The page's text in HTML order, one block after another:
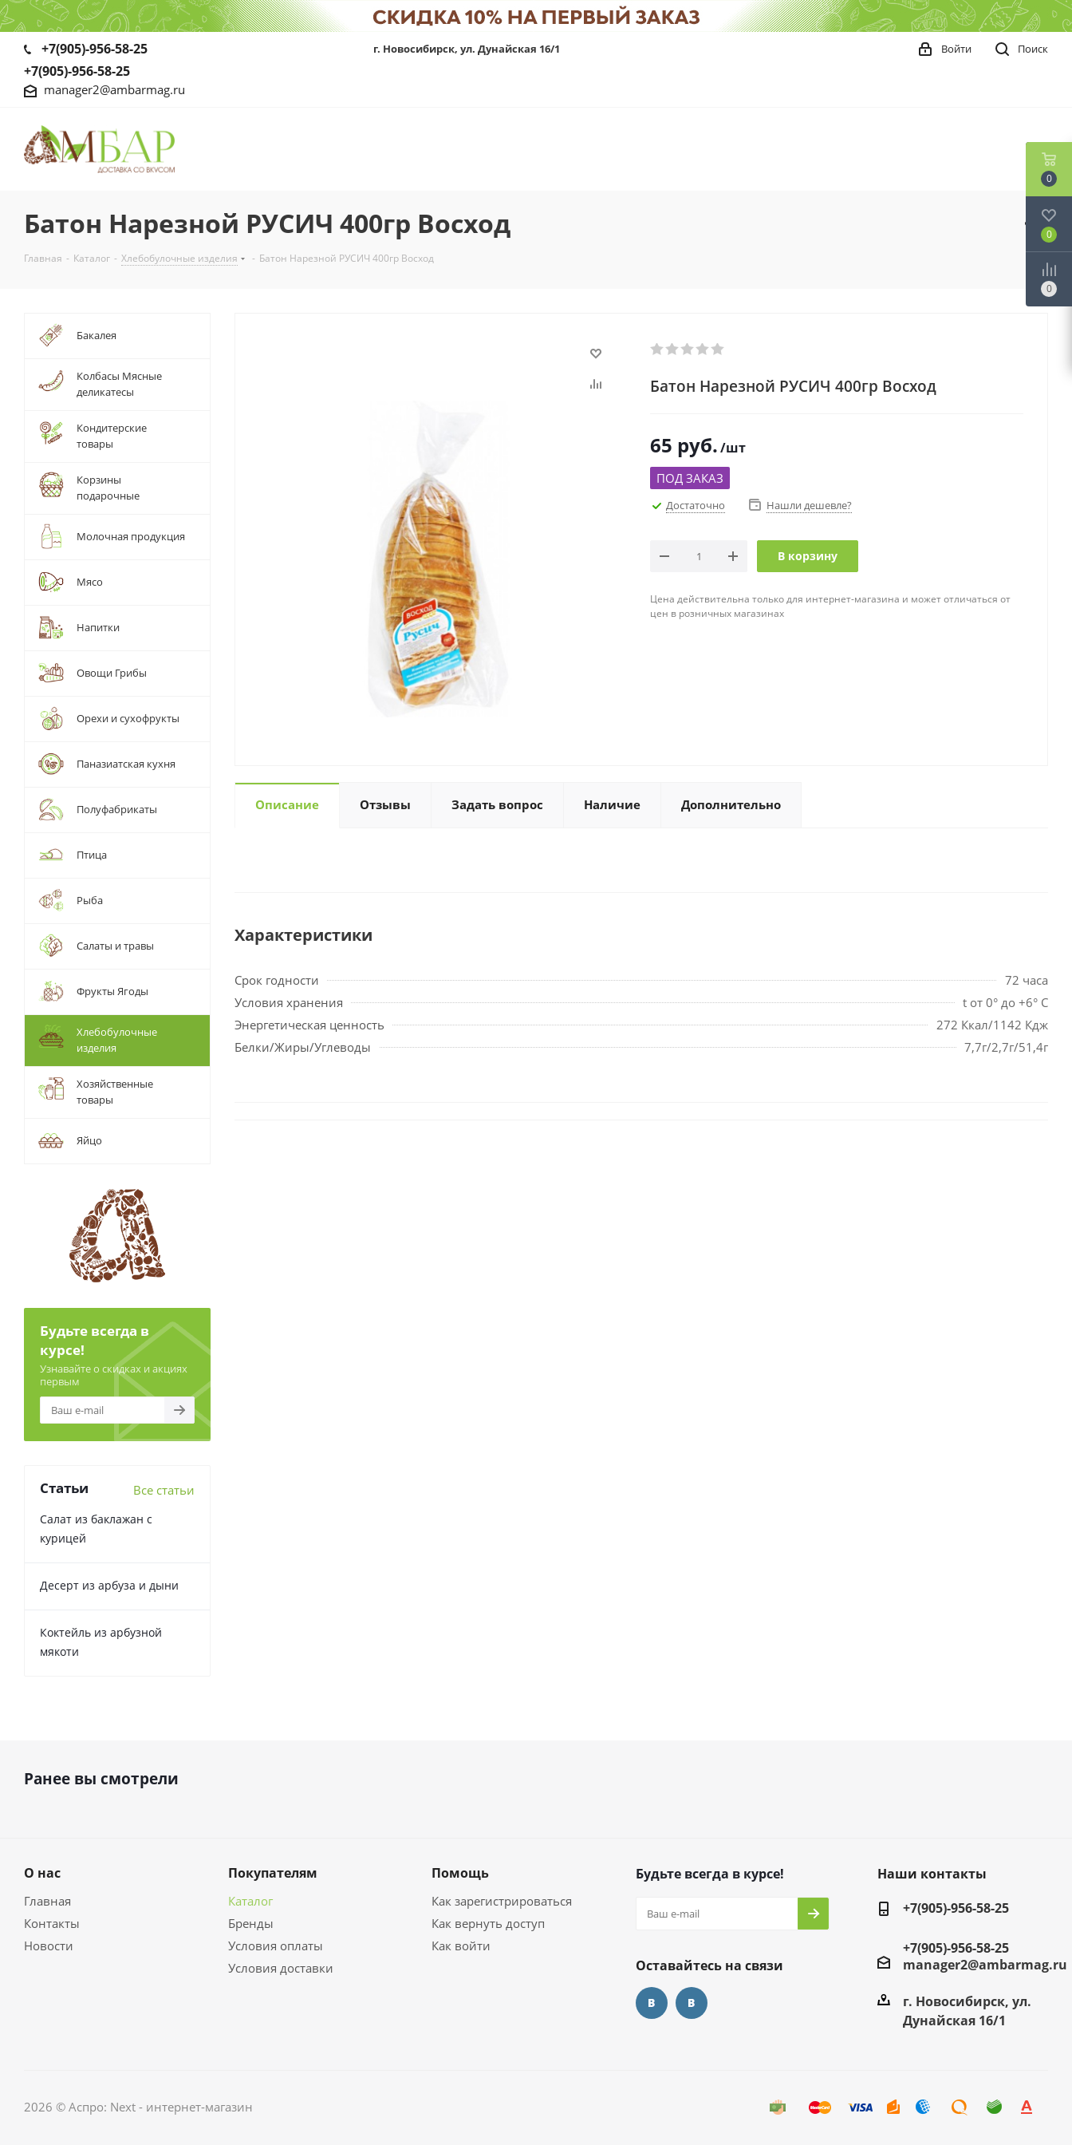
+7(905)-956-58-25
+7(905)-956-58-25
manager2@ambarmag.ru
г. Новосибирск, ул. Дунайская 16/1 Поиск
Войти
Батон Нарезной РУСИЧ 400гр Восход
Главная - Каталог - Хлебобулочные изделия - Батон Нарезной РУСИЧ 400гр Восход
Батон Нарезной РУСИЧ 400гр Восход
65 руб./шт
ПОД ЗАКАЗ
Достаточно Нашли дешевле?
В корзину
Цена действительна только для интернет-магазина и может отличаться от
цен в розничных магазинах
Описание Отзывы Задать вопрос Наличие Дополнительно
Характеристики
Срок годности
72 часа
Условия хранения
t от 0° до +6° С
Энергетическая ценность
272 Ккал/1142 Кдж
Белки/Жиры/Углеводы
7,7г/2,7г/51,4г
Бакалея
Колбасы Мясные
деликатесы
Кондитерские
товары
Корзины
подарочные
Молочная продукция
Мясо
Напитки
Овощи Грибы
Орехи и сухофрукты
Паназиатская кухня
Полуфабрикаты
Птица
Рыба
Салаты и травы
Фрукты Ягоды
Хлебобулочные
изделия
Хозяйственные
товары
Яйцо
Будьте всегда в
курсе!
Узнавайте о скидках и акциях
первым
Статьи Все статьи
Салат из баклажан с
курицей
Десерт из арбуза и дыни
Коктейль из арбузной
мякоти
Ранее вы смотрели
О нас
Главная
Контакты
Новости
Покупателям
Каталог
Бренды
Условия оплаты
Условия доставки
Помощь
Как зарегистрироваться
Как вернуть доступ
Как войти
Будьте всегда в курсе!
Оставайтесь на связи
Наши контакты
+7(905)-956-58-25
+7(905)-956-58-25
manager2@ambarmag.ru
г. Новосибирск, ул.
Дунайская 16/1
2026 © Аспро: Next - интернет-магазин
0
0
0